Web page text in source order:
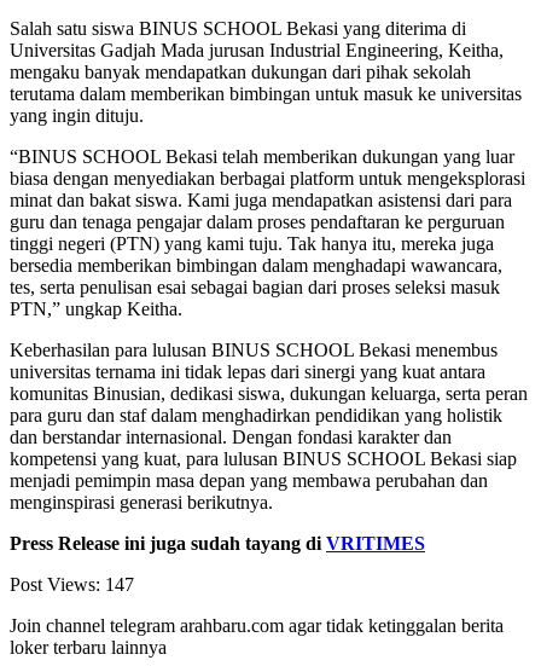
Salah satu siswa BINUS SCHOOL Bekasi yang diterima di
Universitas Gadjah Mada jurusan Industrial Engineering, Keitha,
mengaku banyak mendapatkan dukungan dari pihak sekolah
terutama dalam memberikan bimbingan untuk masuk ke universitas
yang ingin dituju.
“BINUS SCHOOL Bekasi telah memberikan dukungan yang luar
biasa dengan menyediakan berbagai platform untuk mengeksplorasi
minat dan bakat siswa. Kami juga mendapatkan asistensi dari para
guru dan tenaga pengajar dalam proses pendaftaran ke perguruan
tinggi negeri (PTN) yang kami tuju. Tak hanya itu, mereka juga
bersedia memberikan bimbingan dalam menghadapi wawancara,
tes, serta penulisan esai sebagai bagian dari proses seleksi masuk
PTN,” ungkap Keitha.
Keberhasilan para lulusan BINUS SCHOOL Bekasi menembus
universitas ternama ini tidak lepas dari sinergi yang kuat antara
komunitas Binusian, dedikasi siswa, dukungan keluarga, serta peran
para guru dan staf dalam menghadirkan pendidikan yang holistik
dan berstandar internasional. Dengan fondasi karakter dan
kompetensi yang kuat, para lulusan BINUS SCHOOL Bekasi siap
menjadi pemimpin masa depan yang membawa perubahan dan
menginspirasi generasi berikutnya.
Press Release ini juga sudah tayang di VRITIMES
Post Views: 147
Join channel telegram arahbaru.com agar tidak ketinggalan berita
loker terbaru lainnya